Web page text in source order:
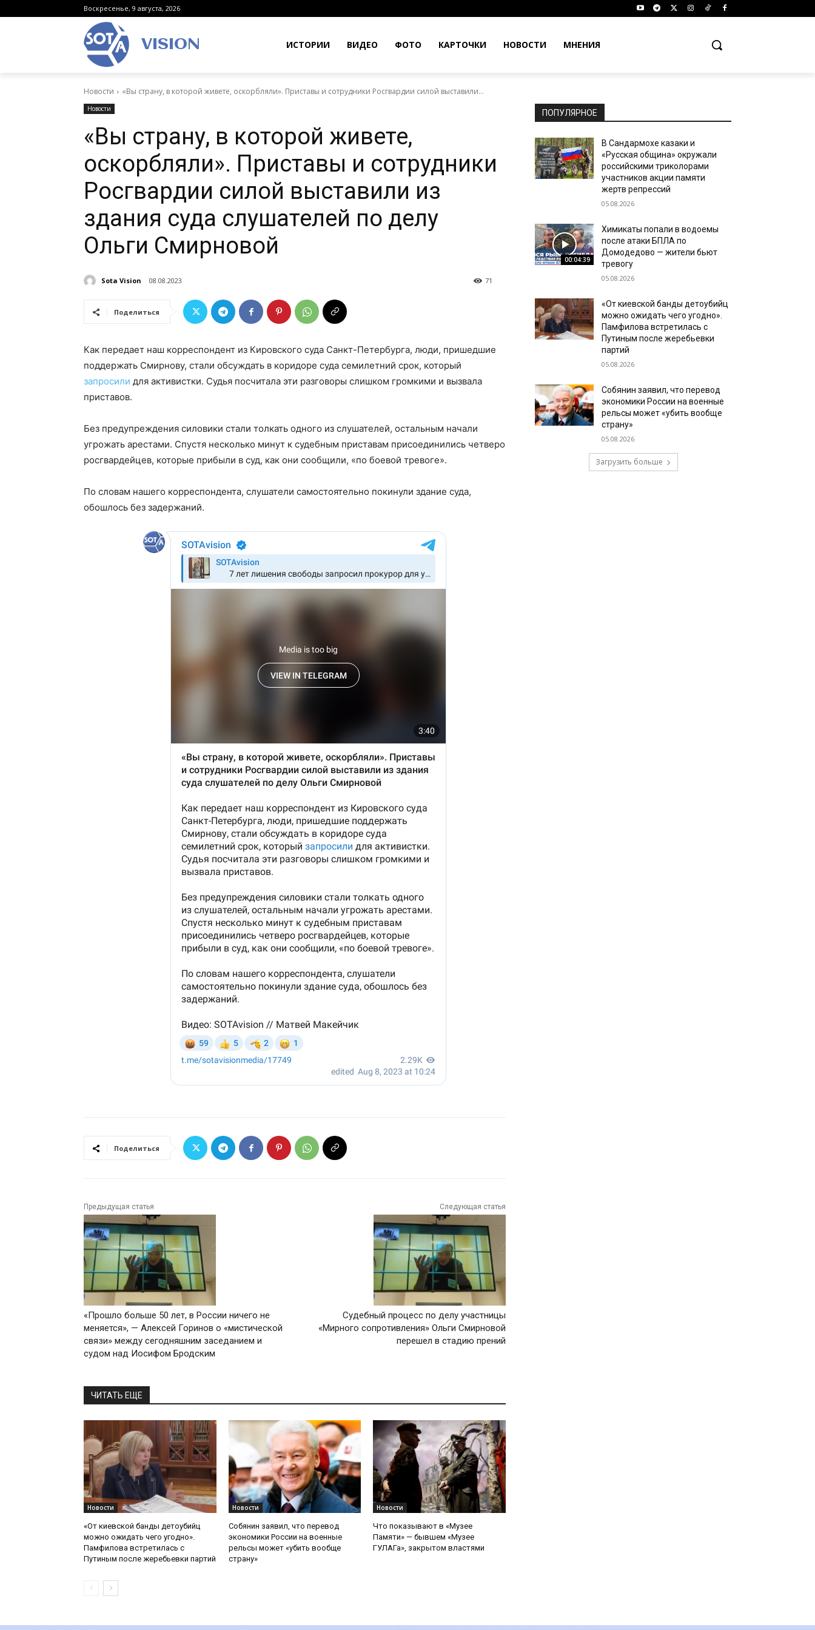
Воскресенье, 9 августа, 2026
VISION ИСТОРИИ ВИДЕО ФОТО КАРТОЧКИ НОВОСТИ МНЕНИЯ
Новости «Вы страну, в которой живете, оскорбляли». Приставы и сотрудники Росгвардии силой выставили...
Новости
«Вы страну, в которой живете,
оскорбляли». Приставы и сотрудники
Росгвардии силой выставили из
здания суда слушателей по делу
Ольги Смирновой
Sota Vision 08.08.2023 71
Поделиться
Как передает наш корреспондент из Кировского суда Санкт-Петербурга, люди, пришедшие
поддержать Смирнову, стали обсуждать в коридоре суда семилетний срок, который
запросили для активистки. Судья посчитала эти разговоры слишком громкими и вызвала
приставов.
Без предупреждения силовики стали толкать одного из слушателей, остальным начали
угрожать арестами. Спустя несколько минут к судебным приставам присоединились четверо
росгвардейцев, которые прибыли в суд, как они сообщили, «по боевой тревоге».
По словам нашего корреспондента, слушатели самостоятельно покинули здание суда,
обошлось без задержаний.
Поделиться
Предыдущая статья
«Прошло больше 50 лет, в России ничего не
меняется», — Алексей Горинов о «мистической
связи» между сегодняшним заседанием и
судом над Иосифом Бродским
Следующая статья
Судебный процесс по делу участницы
«Мирного сопротивления» Ольги Смирновой
перешел в стадию прений
ЧИТАТЬ ЕЩЕ
Новости
«От киевской банды детоубийц
можно ожидать чего угодно».
Памфилова встретилась с
Путиным после жеребьевки партий
Новости
Собянин заявил, что перевод
экономики России на военные
рельсы может «убить вообще
страну»
Новости
Что показывают в «Музее
Памяти» — бывшем «Музее
ГУЛАГа», закрытом властями
ПОПУЛЯРНОЕ
В Сандармохе казаки и
«Русская община» окружали
российскими триколорами
участников акции памяти
жертв репрессий
05.08.2026
00:04:39
Химикаты попали в водоемы
после атаки БПЛА по
Домодедово — жители бьют
тревогу
05.08.2026
«От киевской банды детоубийц
можно ожидать чего угодно».
Памфилова встретилась с
Путиным после жеребьевки
партий
05.08.2026
Собянин заявил, что перевод
экономики России на военные
рельсы может «убить вообще
страну»
05.08.2026
Загрузить больше